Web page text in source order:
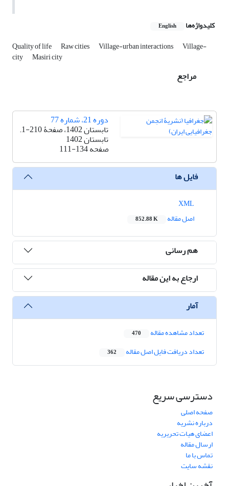
کلیدواژه‌ها English
Quality of life Raw cities Village-urban interactions Village-
city Masiri city
مراجع
دوره 21، شماره 77
تابستان 1402، صفحۀ 210-1.
تابستان 1402
صفحه111-134
فایل ها
اصل مقاله
852.88 K
هم رسانی
ارجاع به این مقاله
آمار
تعداد مشاهده مقاله 470
تعداد دریافت فایل اصل مقاله 362
دسترسی سریع
صفحه اصلی
درباره نشریه
اعضای هیات تحریریه
ارسال مقاله
تماس با ما
نقشه سایت